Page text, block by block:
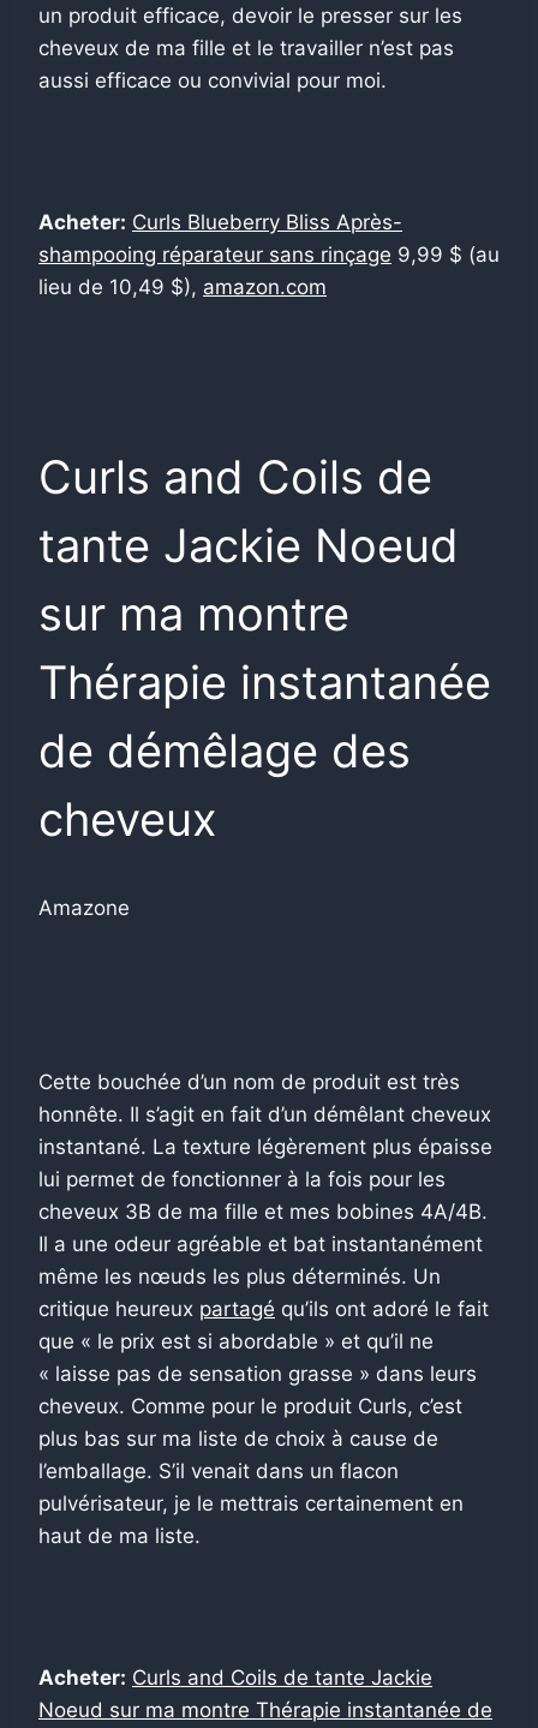
un produit efficace, devoir le presser sur les
cheveux de ma fille et le travailler n’est pas
aussi efficace ou convivial pour moi.
Acheter: Curls Blueberry Bliss Après-
shampooing réparateur sans rinçage 9,99 $ (au
lieu de 10,49 $), amazon.com
Curls and Coils de
tante Jackie Noeud
sur ma montre
Thérapie instantanée
de démêlage des
cheveux
Amazone
Cette bouchée d’un nom de produit est très
honnête. Il s’agit en fait d’un démêlant cheveux
instantané. La texture légèrement plus épaisse
lui permet de fonctionner à la fois pour les
cheveux 3B de ma fille et mes bobines 4A/4B.
Il a une odeur agréable et bat instantanément
même les nœuds les plus déterminés. Un
critique heureux partagé qu’ils ont adoré le fait
que « le prix est si abordable » et qu’il ne
« laisse pas de sensation grasse » dans leurs
cheveux. Comme pour le produit Curls, c’est
plus bas sur ma liste de choix à cause de
l’emballage. S’il venait dans un flacon
pulvérisateur, je le mettrais certainement en
haut de ma liste.
Acheter: Curls and Coils de tante Jackie
Noeud sur ma montre Thérapie instantanée de